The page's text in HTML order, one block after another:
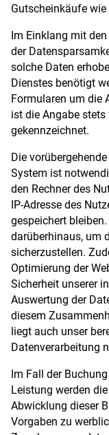
Gutscheinkäufe
Im Einklang mit
der
solche Daten
Dienstes benötigt
Formularen um die
ist die Angabe
gekennzeichnet.
Die
System ist
den Rechner des
IP-Adresse des
gespeichert
darüberhinaus, um
sicherzustellen.
Optimierung der
Sicherheit unserer
Auswertung der
diesem
liegt auch unser
Datenverarbeitung
Im Fall der
Leistung werden
Abwicklung dieser
Vorgaben zu